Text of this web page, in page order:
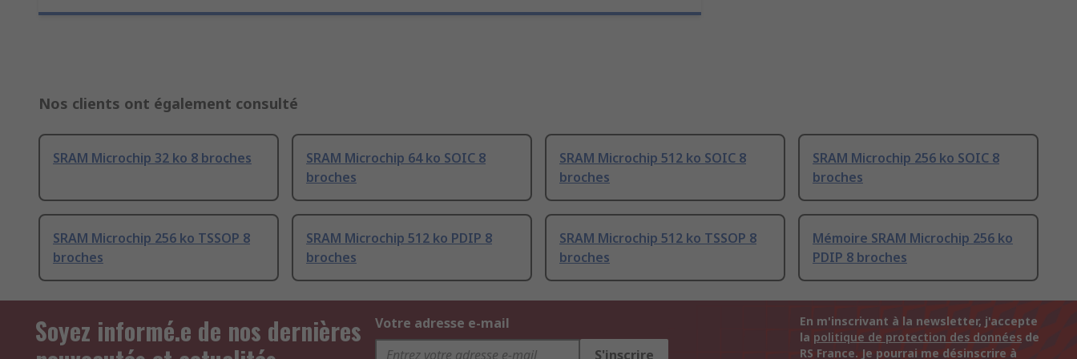
Nos clients ont également consulté
SRAM Microchip 32 ko 8 broches
SRAM Microchip 64 ko SOIC 8
broches
SRAM Microchip 512 ko SOIC 8
broches
SRAM Microchip 256 ko SOIC 8
broches
SRAM Microchip 256 ko TSSOP 8
broches
SRAM Microchip 512 ko PDIP 8
broches
SRAM Microchip 512 ko TSSOP 8
broches
Mémoire SRAM Microchip 256 ko
PDIP 8 broches
Soyez informé.e de nos dernières
Votre adresse e-mail
S'inscrire
En m'inscrivant à la newsletter, j'accepte
la politique de protection des données de
RS France. Je pourrai me désinscrire à